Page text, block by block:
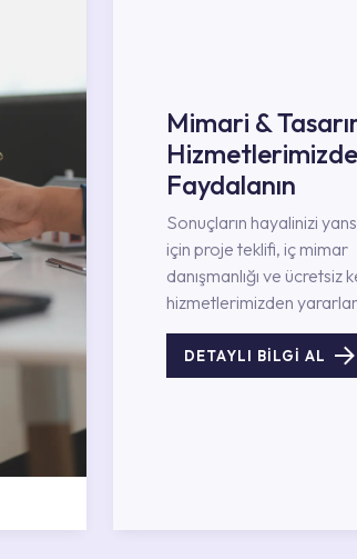
Mimari &
Faydalanın
Sonuçların hayalinizi
için proje teklifi, iç mimar
danışmanlığı ve ücretsiz
hizmetlerimizden
DETAYLI BİLGİ AL